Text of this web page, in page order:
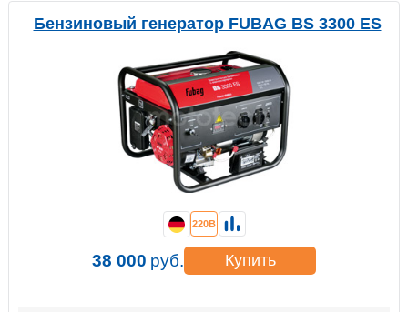
Бензиновый генератор FUBAG BS 3300 ES
220В
38 000 руб. Купить